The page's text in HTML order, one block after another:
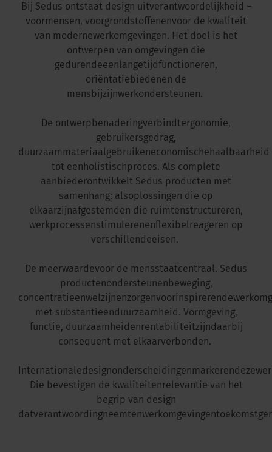
Bij Sedus ontstaat design uitverantwoordelijkheid –
voormensen, voorgrondstoffenenvoor de kwaliteit
van modernewerkomgevingen. Het doel is het
ontwerpen van omgevingen die
gedurendeeen langetijdfunctioneren,
oriëntatie biedenen de
mens bijzijnwerkondersteunen.
De ontwerpbenaderingverbindtergonomie,
gebruikersgedrag,
duurzaam materiaalgebruikeneconomische haalbaarheid
tot een holistischproces. Als complete
aanbiederontwikkelt Sedus producten met
samenhang: alsoplossingen die op
elkaarzijnafgestemd en die ruimtenstructureren,
werkprocessenstimulerenenflexibelreageren op
verschillendeeisen.
De meerwaardevoor de mensstaatcentraal. Sedus
productenondersteunen beweging,
concentratieenwelzijnenzorgenvoorinspirerende
met substantieenduurzaamheid . Vormgeving,
functie, duurzaamheid enrentabiliteitzijndaarbij
consequent met elkaarverbonden.
Internationaledesignonderscheidingenmarkerendeze
Die bevestigen de kwaliteitenrelevantie van het
begrip van design
datverantwoordingneemtenwerkomgevingen